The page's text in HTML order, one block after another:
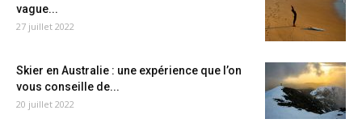
vague...
27 juillet 2022
Skier en Australie : une expérience que l’on
vous conseille de...
20 juillet 2022